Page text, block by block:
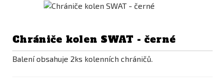
Chrániče kolen SWAT - černé
Balení obsahuje 2ks kolenních chráničů.